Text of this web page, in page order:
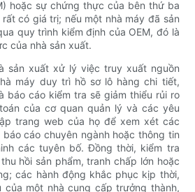
hoặc sự chứng thực của bên thứ ba
có giá trị; nếu một nhà máy đã sản
quy trình kiểm định của OEM, đó là
của nhà sản xuất.
sản xuất xử lý việc truy xuất nguồn
máy duy trì hồ sơ lô hàng chi tiết,
báo cáo kiểm tra sẽ giảm thiểu rủi ro
của cơ quan quản lý và các yêu
trang web của họ để xem xét các
cáo chuyên ngành hoặc thông tin
các tuyên bố. Đồng thời, kiểm tra
hồi sản phẩm, tranh chấp lớn hoặc
các hành động khắc phục kịp thời,
của một nhà cung cấp trưởng thành,